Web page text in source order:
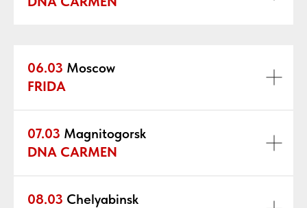
06.03 Moscow
FRIDA
07.03 Magnitogorsk
DNA CARMEN
08.03 Chelyabinsk